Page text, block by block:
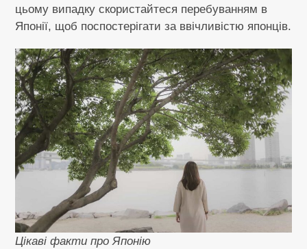
цьому випадку скористайтеся перебуванням в
Японії, щоб поспостерігати за ввічливістю японців.
Цікаві факти про Японію